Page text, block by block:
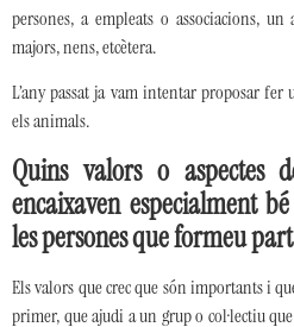
persones, a empleats o associacions,
majors, nens, etcètera.
L’any passat ja vam intentar proposar
els animals.
Quins valors o aspectes
encaixaven especialment
les persones que formeu part
Els valors que crec que són importants i
primer, que ajudi a un grup o col·lectiu